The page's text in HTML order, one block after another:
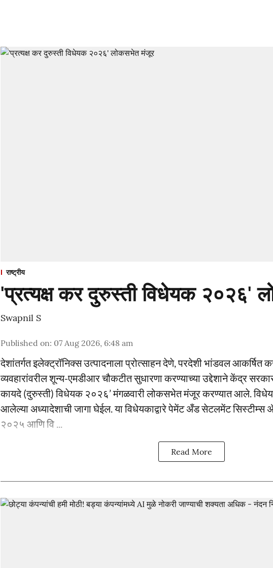
राष्ट्रीय
'प्रत्यक्ष कर दुरुस्ती विधेयक २०२६'
Swapnil S
Published on: 07 Aug 2026, 6:48 am
देशांतर्गत इलेक्ट्रॉनिक्स उत्पादनाला प्रोत्साहन देणे, परदेशी भांडवल
व्यवहारांवरील शून्य-एमडीआर चौकटीत सुधारणा करण्याच्या उद्देशाने केंद्र
कायदे (दुरुस्ती) विधेयक २०२६’ मंगळवारी लोकसभेत मंजूर करण्यात आले.
आलेल्या अध्यादेशाची जागा घेईल. या विधेयकाद्वारे पेमेंट अँड सेटलमेंट
२०२५ आणि वि ...
Read More